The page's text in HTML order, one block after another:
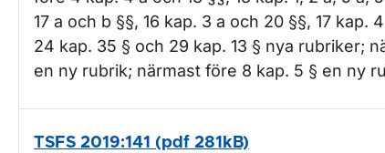
17 a och b §§, 16 kap. 3 a och 20 §§, 17 kap.
24 kap. 35 § och 29 kap. 13 § nya rubriker;
en ny rubrik; närmast före 8 kap. 5 § en ny
TSFS 2019:141 (pdf 281kB)